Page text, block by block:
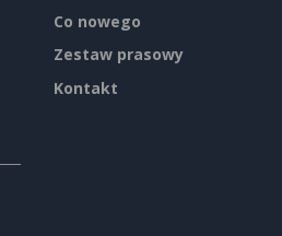
Co nowego
Zestaw prasowy
Kontakt